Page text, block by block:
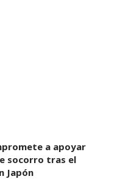
a apoyar
socorro tras el
Japón